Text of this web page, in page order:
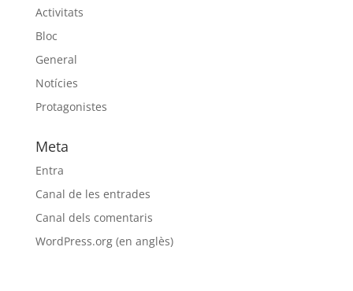
Activitats
Bloc
General
Notícies
Protagonistes
Meta
Entra
Canal de les entrades
Canal dels comentaris
WordPress.org (en anglès)